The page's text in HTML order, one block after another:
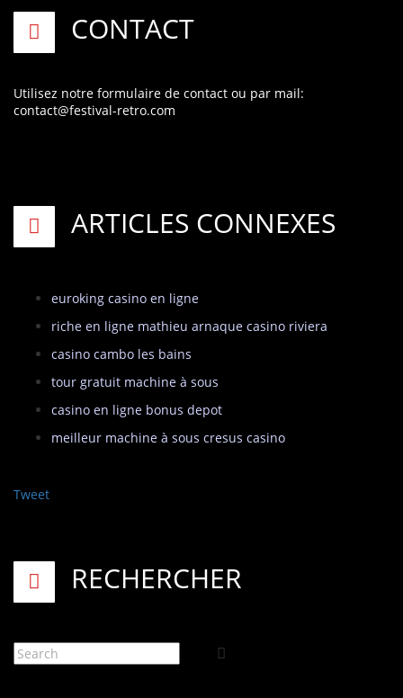
CONTACT
Utilisez notre formulaire de contact ou par mail:
contact@festival-retro.com
ARTICLES CONNEXES
euroking casino en ligne
riche en ligne mathieu arnaque casino riviera
casino cambo les bains
tour gratuit machine à sous
casino en ligne bonus depot
meilleur machine à sous cresus casino
Tweet
RECHERCHER